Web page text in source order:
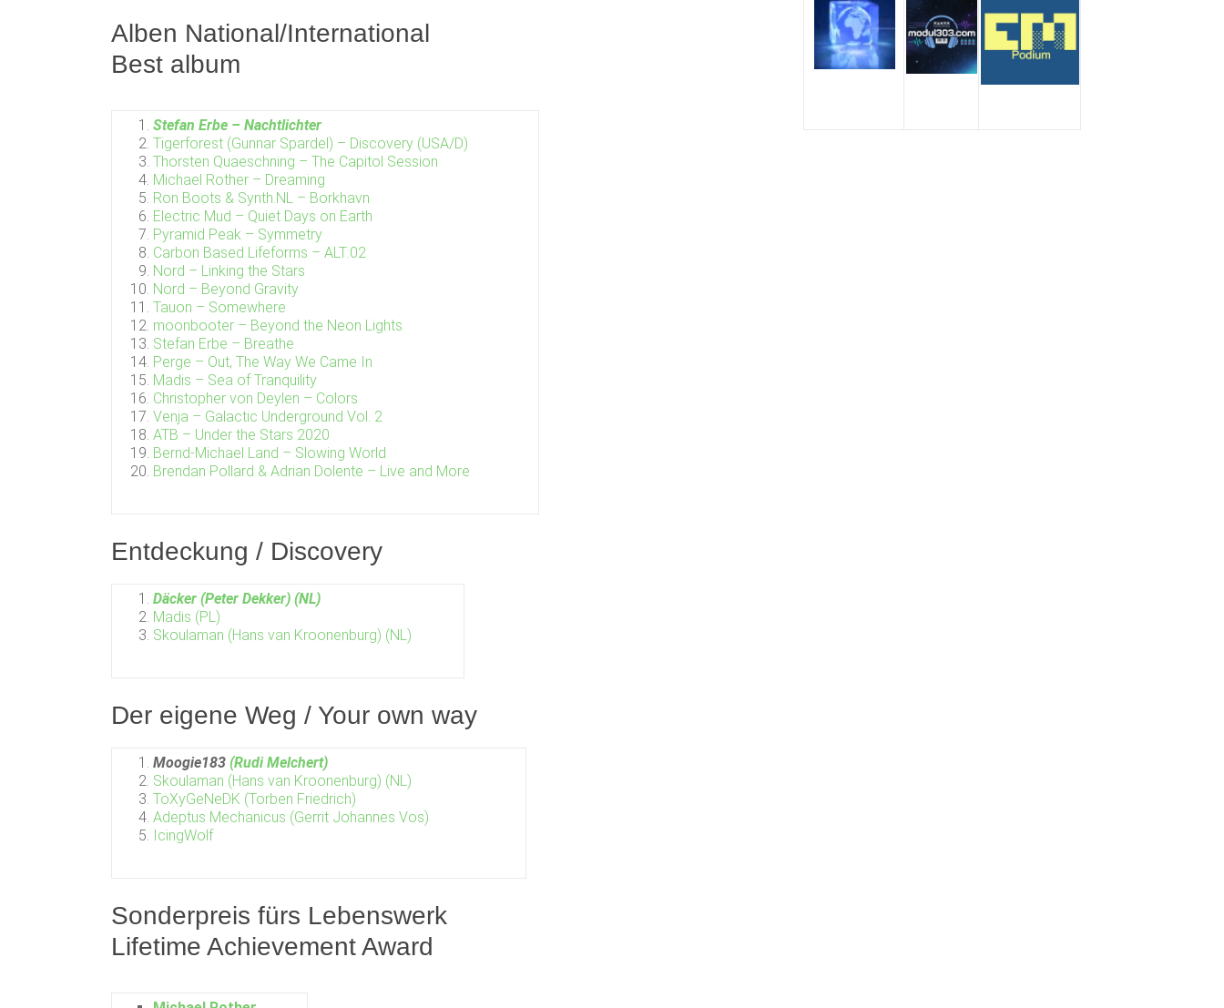
Alben National/International
Best album
Stefan Erbe – Nachtlichter
Tigerforest (Gunnar Spardel) – Discovery (USA/D)
Thorsten Quaeschning – The Capitol Session
Michael Rother – Dreaming
Ron Boots & Synth.NL – Borkhavn
Electric Mud – Quiet Days on Earth
Pyramid Peak – Symmetry
Carbon Based Lifeforms – ALT:02
Nord – Linking the Stars
Nord – Beyond Gravity
Tauon – Somewhere
moonbooter – Beyond the Neon Lights
Stefan Erbe – Breathe
Perge – Out, The Way We Came In
Madis – Sea of Tranquility
Christopher von Deylen – Colors
Venja – Galactic Underground Vol. 2
ATB – Under the Stars 2020
Bernd-Michael Land – Slowing World
Brendan Pollard & Adrian Dolente – Live and More
Entdeckung / Discovery
Däcker (Peter Dekker) (NL)
Madis (PL)
Skoulaman (Hans van Kroonenburg) (NL)
Der eigene Weg / Your own way
Moogie183 (Rudi Melchert)
Skoulaman (Hans van Kroonenburg) (NL)
ToXyGeNeDK (Torben Friedrich)
Adeptus Mechanicus (Gerrit Johannes Vos)
IcingWolf
Sonderpreis fürs Lebenswerk
Lifetime Achievement Award